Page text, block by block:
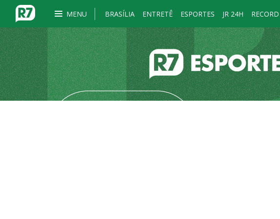
MENU BRASÍLIA ENTRETÊ ESPORTES JR 24H RECORD